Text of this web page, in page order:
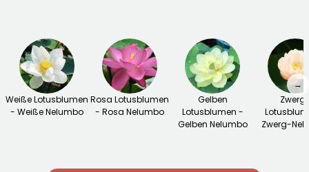
Weiße Lotusblumen
- Weiße Nelumbo
Rosa Lotusblumen
- Rosa Nelumbo
Gelben
Lotusblumen -
Gelben Nelumbo
Zwerg-
→